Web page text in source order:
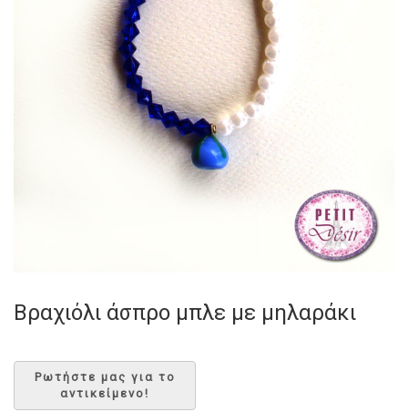
Βραχιόλι άσπρο μπλε με μηλαράκι